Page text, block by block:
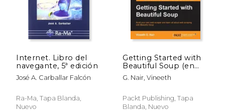
Internet. Libro del
navegante, 5ª edición
José A. Carballar Falcón
Ra-Ma, Tapa Blanda,
Nuevo
Getting Started with
Beautiful Soup (en
Inglés)
G. Nair, Vineeth
Packt Publishing, Tapa
Blanda, Nuevo